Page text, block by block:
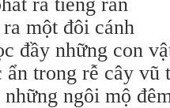
một đôi cánh
đầy những con
trong rễ cây vũ
ngôi mộ